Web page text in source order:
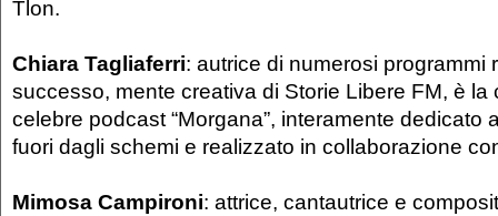
Tlon.
Chiara Tagliaferri: autrice di numerosi programmi
successo, mente creativa di Storie Libere FM, è la
celebre podcast “Morgana”, interamente dedicato
fuori dagli schemi e realizzato in collaborazione
Mimosa Campironi: attrice, cantautrice e